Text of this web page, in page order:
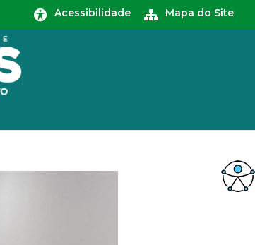
Acessibilidade Mapa do Site